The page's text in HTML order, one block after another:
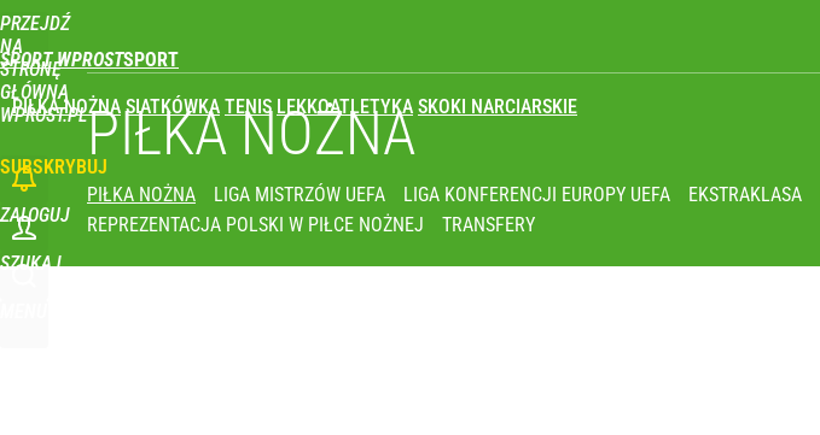
PRZEJDŹ
NA
STRONĘ
GŁÓWNĄ
WPROST.PL
SPORT WPROST
PIŁKA NOŻNA SIATKÓWKA TENIS LEKKOATLETYKA SKOKI NARCIARSKIE
SUBSKRYBUJ
ZALOGUJ
SZUKAJ
PIŁKA NOŻNA
PIŁKA NOŻNA LIGA MISTRZÓW UEFA LIGA KONFERENCJI EUROPY UEFA EKSTRAKLASA
REPREZENTACJA POLSKI W PIŁCE NOŻNEJ
TRANSFERY